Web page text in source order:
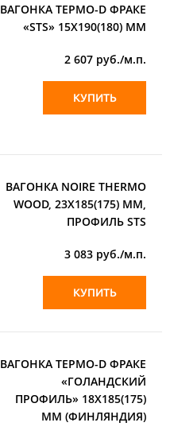
ВАГОНКА ТЕРМО-D ФРАКЕ
«STS» 15Х190(180) ММ
2 607 руб./м.п.
КУПИТЬ
ВАГОНКА NOIRE THERMO
WOOD, 23Х185(175) ММ,
ПРОФИЛЬ STS
3 083 руб./м.п.
КУПИТЬ
ВАГОНКА ТЕРМО-D ФРАКЕ
«ГОЛАНДСКИЙ
ПРОФИЛЬ» 18Х185(175)
ММ (ФИНЛЯНДИЯ)